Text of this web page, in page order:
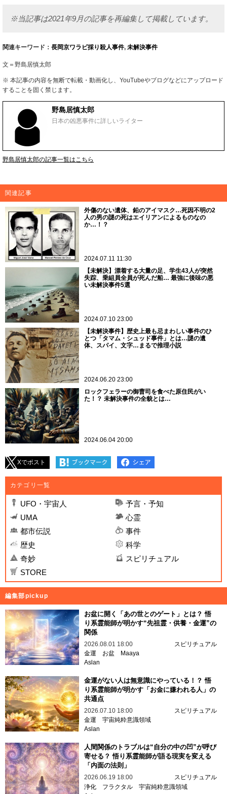
※当記事は2021年9月の記事を再編集して掲載しています。
関連キーワード： 長岡京ワラビ採り殺人事件, 未解決事件
文＝野島居慎太郎
※ 本記事の内容を無断で転載・動画化し、YouTubeやブログなどにアップロード
することを固く禁じます。
野島居慎太郎
日本の凶悪事件に詳しいライター
野島居慎太郎の記事一覧はこちら
関連記事
外傷のない遺体、鉛のアイマスク…死因不明の2
人の男の謎の死はエイリアンによるものなの
か…！？
2024.07.11 11:30
【未解決】漂着する大量の足、学生43人が突然
失踪、乗組員全員が死んだ船… 最強に後味の悪
い未解決事件5選
2024.07.10 23:00
【未解決事件】歴史上最も忌まわしい事件のひ
とつ「タマム・シュッド事件」とは…謎の遺
体、スパイ、文字…まるで推理小説
2024.06.20 23:00
ロックフェラーの御曹司を食べた原住民がい
た！？ 未解決事件の全貌とは…
2024.06.04 20:00
Xでポスト
カテゴリ一覧
UFO・宇宙人
予言・予知
UMA
心霊
都市伝説
事件
歴史
科学
奇妙
スピリチュアル
STORE
編集部pickup
お盆に開く「あの世とのゲート」とは？ 悟
り系霊能師が明かす“先祖霊・供養・金運”の
関係
2026.08.01 18:00
スピリチュアル
金運
お盆
Maaya
Aslan
金運がない人は無意識にやっている！？ 悟
り系霊能師が明かす「お金に嫌われる人」の
共通点
2026.07.10 18:00
スピリチュアル
金運 宇宙純粋意識領域
Aslan
人間関係のトラブルは“自分の中の凹”が呼び
寄せる？ 悟り系霊能師が語る現実を変える
「内面の法則」
2026.06.19 18:00
スピリチュアル
浄化
フラクタル 宇宙純粋意識領域